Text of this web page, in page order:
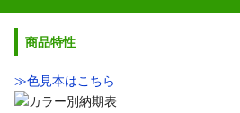
商品特性
≫色見本はこちら